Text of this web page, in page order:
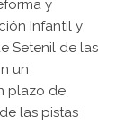
y
Infantil y
Setenil de las
un
plazo de
las pistas